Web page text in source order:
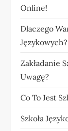
Online!
Dlaczego
Językowych?
Zakładanie
Uwagę?
Co To Jest
Szkoła